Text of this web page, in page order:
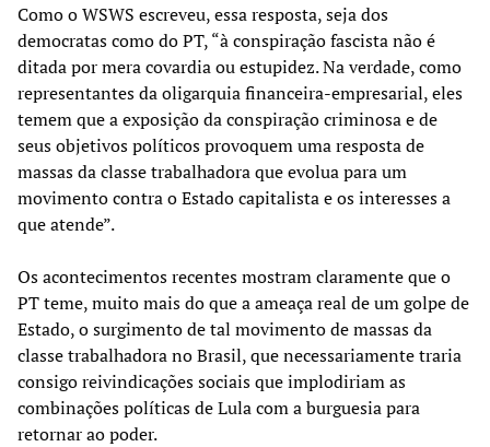
Como o WSWS escreveu, essa resposta, seja dos
democratas como do PT, “à conspiração fascista não é
ditada por mera covardia ou estupidez. Na verdade, como
representantes da oligarquia financeira-empresarial, eles
temem que a exposição da conspiração criminosa e de
seus objetivos políticos provoquem uma resposta de
massas da classe trabalhadora que evolua para um
movimento contra o Estado capitalista e os interesses a
que atende”.
Os acontecimentos recentes mostram claramente que o
PT teme, muito mais do que a ameaça real de um golpe de
Estado, o surgimento de tal movimento de massas da
classe trabalhadora no Brasil, que necessariamente traria
consigo reivindicações sociais que implodiriam as
combinações políticas de Lula com a burguesia para
retornar ao poder.